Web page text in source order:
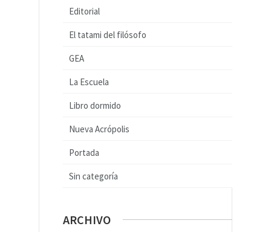
Editorial
El tatami del filósofo
GEA
La Escuela
Libro dormido
Nueva Acrópolis
Portada
Sin categoría
ARCHIVO